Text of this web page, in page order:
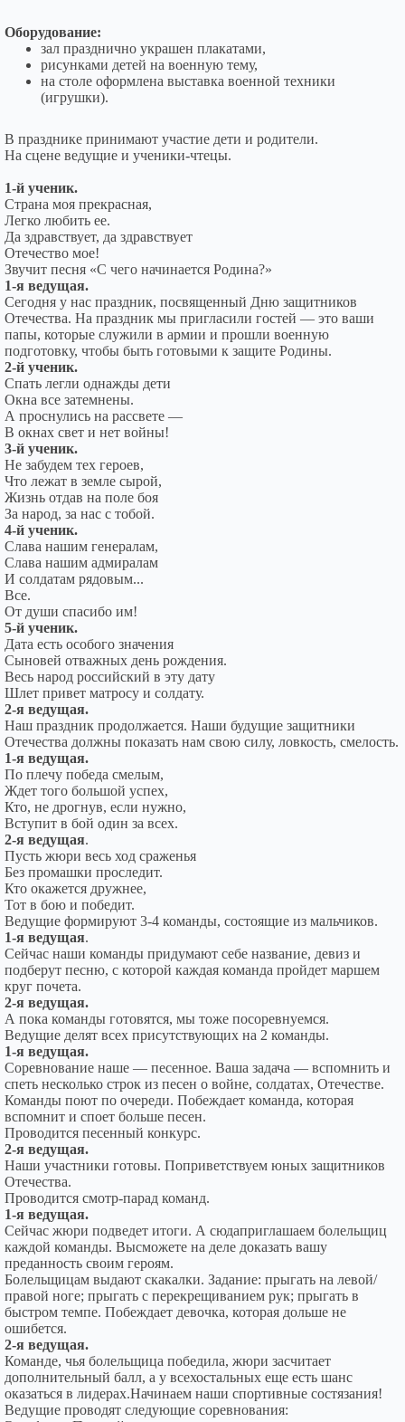
Оборудование:
зал празднично украшен плакатами,
рисунками детей на военную тему,
на столе оформлена выставка военной техники
(игрушки).
В празднике принимают участие дети и родители.
На сцене ведущие и ученики-чтецы.
1-й ученик.
Страна моя прекрасная,
Легко любить ее.
Да здравствует, да здравствует
Отечество мое!
Звучит песня «С чего начинается Родина?»
1-я ведущая.
Сегодня у нас праздник, посвященный Дню защитников
Отечества. На праздник мы пригласили гостей — это ваши
папы, которые служили в армии и прошли военную
подготовку, чтобы быть готовыми к защите Родины.
2-й ученик.
Спать легли однажды дети
Окна все затемнены.
А проснулись на рассвете —
В окнах свет и нет войны!
3-й ученик.
Не забудем тех героев,
Что лежат в земле сырой,
Жизнь отдав на поле боя
За народ, за нас с тобой.
4-й ученик.
Слава нашим генералам,
Слава нашим адмиралам
И солдатам рядовым...
Все.
От души спасибо им!
5-й ученик.
Дата есть особого значения
Сыновей отважных день рождения.
Весь народ российский в эту дату
Шлет привет матросу и солдату.
2-я ведущая.
Наш праздник продолжается. Наши будущие защитники
Отечества должны показать нам свою силу, ловкость, смелость.
1-я ведущая.
По плечу победа смелым,
Ждет того большой успех,
Кто, не дрогнув, если нужно,
Вступит в бой один за всех.
2-я ведущая.
Пусть жюри весь ход сраженья
Без промашки проследит.
Кто окажется дружнее,
Тот в бою и победит.
Ведущие формируют 3-4 команды, состоящие из мальчиков.
1-я ведущая.
Сейчас наши команды придумают себе название, девиз и
подберут песню, с которой каждая команда пройдет маршем
круг почета.
2-я ведущая.
А пока команды готовятся, мы тоже посоревнуемся.
Ведущие делят всех присутствующих на 2 команды.
1-я ведущая.
Соревнование наше — песенное. Ваша задача — вспомнить и
спеть несколько строк из песен о войне, солдатах, Отечестве.
Команды поют по очереди. Побеждает команда, которая
вспомнит и споет больше песен.
Проводится песенный конкурс.
2-я ведущая.
Наши участники готовы. Поприветствуем юных защитников
Отечества.
Проводится смотр-парад команд.
1-я ведущая.
Сейчас жюри подведет итоги. А сюдаприглашаем болельщиц
каждой команды. Высможете на деле доказать вашу
преданность своим героям.
Болельщицам выдают скакалки. Задание: прыгать на левой/
правой ноге; прыгать с перекрещиванием рук; прыгать в
быстром темпе. Побеждает девочка, которая дольше не
ошибется.
2-я ведущая.
Команде, чья болельщица победила, жюри засчитает
дополнительный балл, а у всехостальных еще есть шанс
оказаться в лидерах.Начинаем наши спортивные состязания!
Ведущие проводят следующие соревнования: